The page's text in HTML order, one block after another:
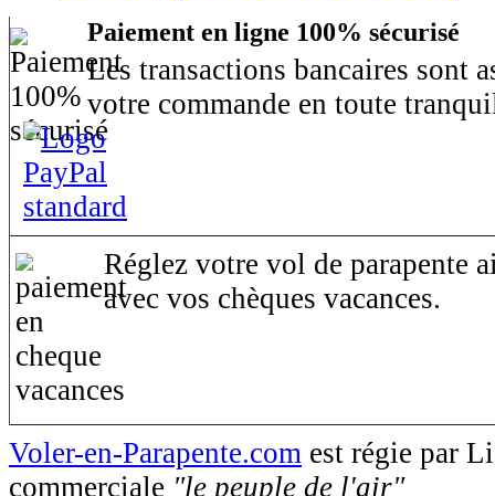
Paiement en ligne 100% sécurisé
Les transactions bancaires sont
votre commande en toute
Réglez votre vol de parapente
avec vos chèques vacances.
Voler-en-Parapente.com est régie par
commerciale "le peuple de l'air"